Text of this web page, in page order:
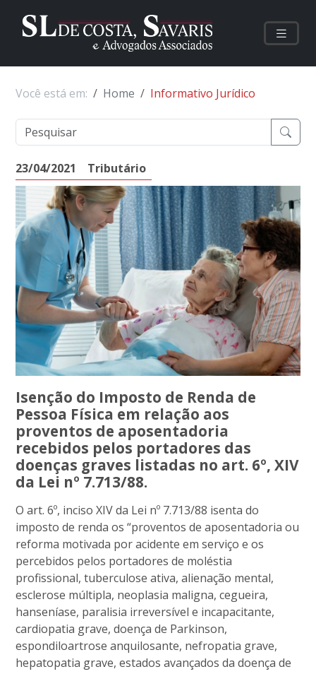
Você está em: Home Informativo Jurídico
23/04/2021 Tributário
Isenção do Imposto de Renda de
Pessoa Física em relação aos
proventos de aposentadoria
recebidos pelos portadores das
doenças graves listadas no art. 6º, XIV
da Lei nº 7.713/88.
O art. 6º, inciso XIV da Lei nº 7.713/88 isenta do
imposto de renda os “proventos de aposentadoria ou
reforma motivada por acidente em serviço e os
percebidos pelos portadores de moléstia
profissional, tuberculose ativa, alienação mental,
esclerose múltipla, neoplasia maligna, cegueira,
hanseníase, paralisia irreversível e incapacitante,
cardiopatia grave, doença de Parkinson,
espondiloartrose anquilosante, nefropatia grave,
hepatopatia grave, estados avançados da doença de